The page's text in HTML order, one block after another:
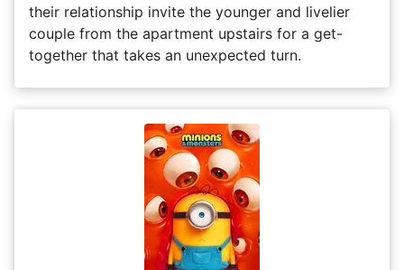
their relationship invite the younger and livelier
couple from the apartment upstairs for a get-
together that takes an unexpected turn.